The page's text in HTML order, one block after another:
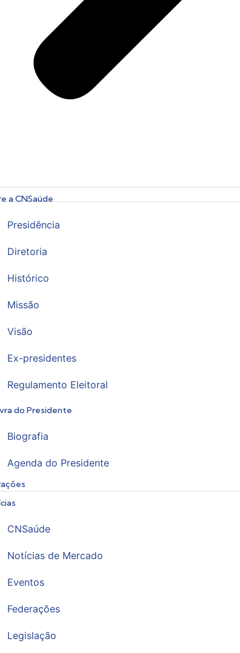
a CNSaúde
Presidência
Diretoria
Histórico
Missão
Visão
Ex-presidentes
Regulamento Eleitoral
do Presidente
Biografia
Agenda do Presidente
CNSaúde
Notícias de Mercado
Eventos
Federações
Legislação